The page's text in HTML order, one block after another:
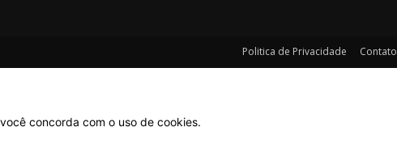
Politica de Privacidade Contato